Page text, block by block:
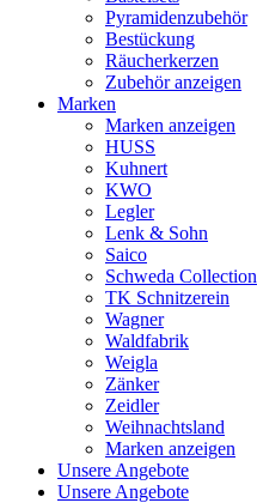
Pyramidenzubehör
Bestückung
Räucherkerzen
Zubehör anzeigen
Marken
Marken anzeigen
HUSS
Kuhnert
KWO
Legler
Lenk & Sohn
Saico
Schweda Collection
TK Schnitzerein
Wagner
Waldfabrik
Weigla
Zänker
Zeidler
Weihnachtsland
Marken anzeigen
Unsere Angebote
Unsere Angebote